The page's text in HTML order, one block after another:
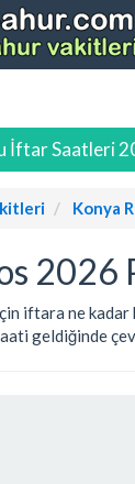
İftar Saatleri
Konya
2026
iftara ne kadar
geldiğinde